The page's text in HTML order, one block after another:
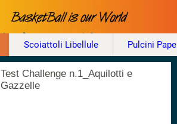
Scoiattoli Libellule Pulcini
Test Challenge n.1_Aquilotti e
Gazzelle